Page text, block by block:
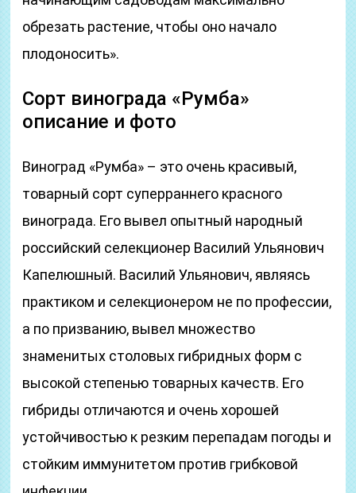
обрезать растение, чтобы оно начало
плодоносить».
Сорт винограда «Румба»
описание и фото
Виноград «Румба» – это очень красивый,
товарный сорт суперраннего красного
винограда. Его вывел опытный народный
российский селекционер Василий Ульянович
Капелюшный. Василий Ульянович, являясь
практиком и селекционером не по профессии,
а по призванию, вывел множество
знаменитых столовых гибридных форм с
высокой степенью товарных качеств. Его
гибриды отличаются и очень хорошей
устойчивостью к резким перепадам погоды и
стойким иммунитетом против грибковой